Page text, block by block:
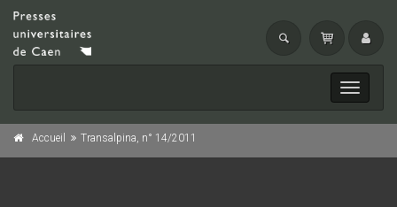
Toggle
Accueil Transalpina, n° 14/2011